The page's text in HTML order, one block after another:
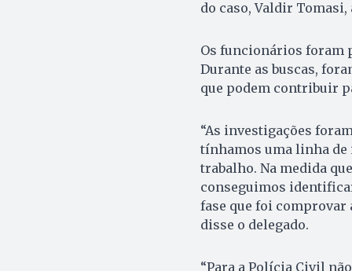
do caso, Valdir Tomasi,
Os funcionários foram
Durante as buscas,
que podem contribuir
“As investigações
tínhamos uma linha de
trabalho. Na medida
conseguimos
fase que foi comprovar
disse o delegado.
“Para a Polícia Civil